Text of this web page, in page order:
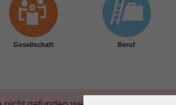
Gesellschaft Beruf